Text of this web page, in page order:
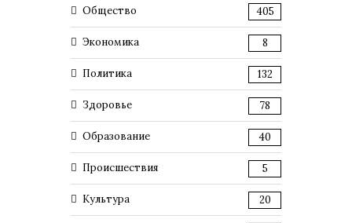
Общество 405
Экономика 8
Политика 132
Здоровье 78
Образование 40
Происшествия 5
Культура 20